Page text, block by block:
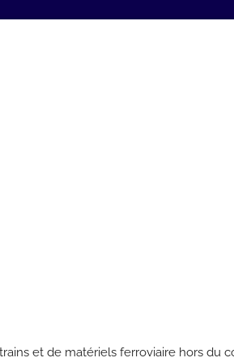
et de matériels ferroviaire hors du